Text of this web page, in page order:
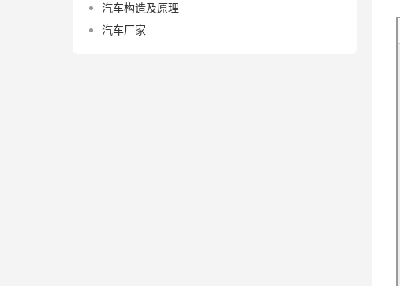
汽车构造及原理
汽车厂家